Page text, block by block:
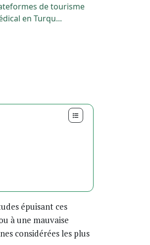
de tourisme
en Turqu...
épuisant ces
à une mauvaise
considérées les plus